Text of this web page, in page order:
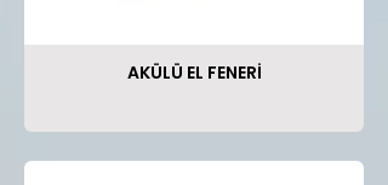
AKÜLÜ EL FENERİ